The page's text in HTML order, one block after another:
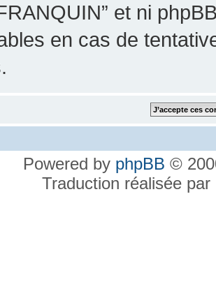
et ni
en cas de
Powered by phpBB ©
Traduction réalisée par